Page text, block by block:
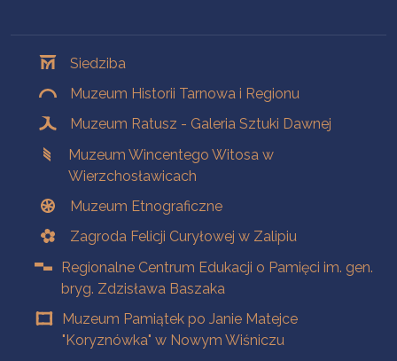
Siedziba
Muzeum Historii Tarnowa i Regionu
Muzeum Ratusz - Galeria Sztuki Dawnej
Muzeum Wincentego Witosa w
Wierzchosławicach
Muzeum Etnograficzne
Zagroda Felicji Curyłowej w Zalipiu
Regionalne Centrum Edukacji o Pamięci im. gen.
bryg. Zdzisława Baszaka
Muzeum Pamiątek po Janie Matejce
"Koryznówka" w Nowym Wiśniczu